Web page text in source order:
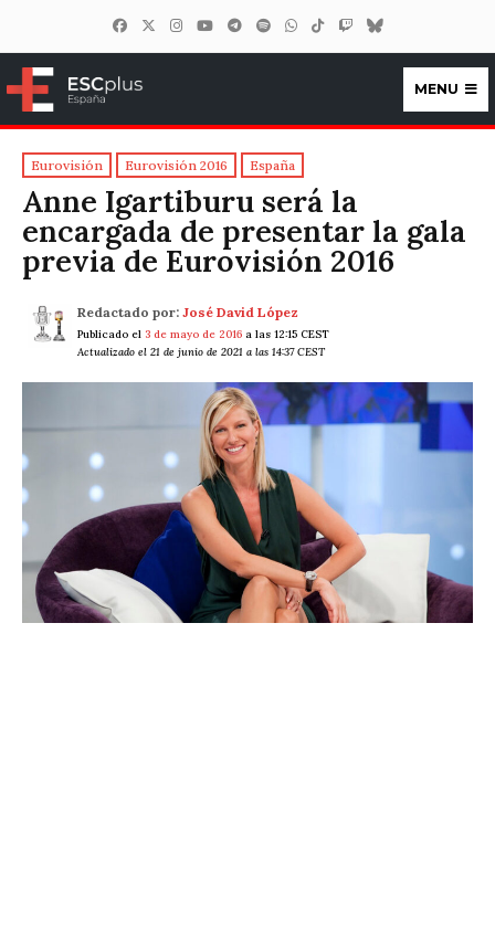
ESCplus España
MENU
Eurovisión Eurovisión 2016 España
Anne Igartiburu será la
encargada de presentar la gala
previa de Eurovisión 2016
Redactado por: José David López
Publicado el 3 de mayo de 2016 a las 12:15 CEST
Actualizado el 21 de junio de 2021 a las 14:37 CEST